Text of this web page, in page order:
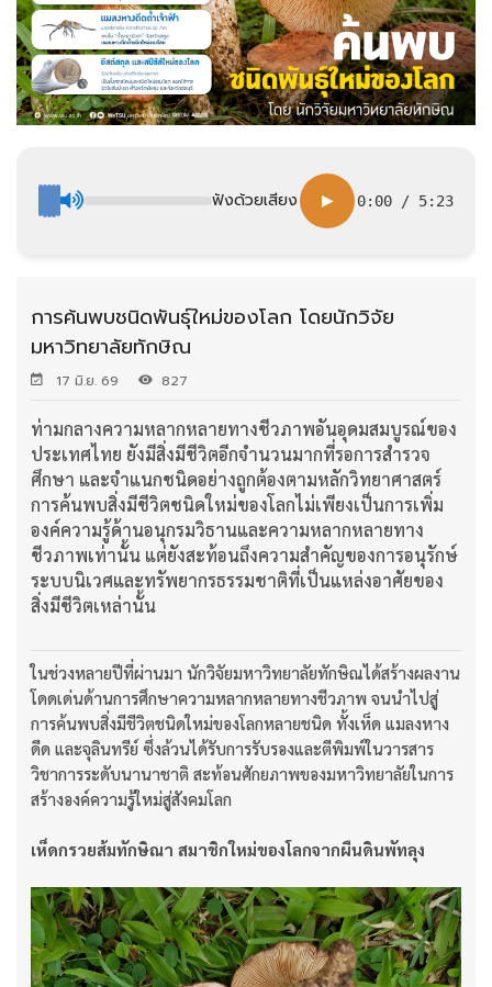
ฟังด้วยเสียง ▶ 0:00 / 5:23
การค้นพบชนิดพันธุ์ใหม่ของโลก โดยนักวิจัย
มหาวิทยาลัยทักษิณ
17 มิ.ย. 69 827
ท่ามกลางความหลากหลายทางชีวภาพอันอุดมสมบูรณ์ของ
ประเทศไทย ยังมีสิ่งมีชีวิตอีกจำนวนมากที่รอการสำรวจ
ศึกษา และจำแนกชนิดอย่างถูกต้องตามหลักวิทยาศาสตร์
การค้นพบสิ่งมีชีวิตชนิดใหม่ของโลกไม่เพียงเป็นการเพิ่ม
องค์ความรู้ด้านอนุกรมวิธานและความหลากหลายทาง
ชีวภาพเท่านั้น แต่ยังสะท้อนถึงความสำคัญของการอนุรักษ์
ระบบนิเวศและทรัพยากรธรรมชาติที่เป็นแหล่งอาศัยของ
สิ่งมีชีวิตเหล่านั้น
ในช่วงหลายปีที่ผ่านมา นักวิจัยมหาวิทยาลัยทักษิณได้สร้างผลงาน
โดดเด่นด้านการศึกษาความหลากหลายทางชีวภาพ จนนำไปสู่
การค้นพบสิ่งมีชีวิตชนิดใหม่ของโลกหลายชนิด ทั้งเห็ด แมลงหาง
ดีด และจุลินทรีย์ ซึ่งล้วนได้รับการรับรองและตีพิมพ์ในวารสาร
วิชาการระดับนานาชาติ สะท้อนศักยภาพของมหาวิทยาลัยในการ
สร้างองค์ความรู้ใหม่สู่สังคมโลก
เห็ดกรวยส้มทักษิณา สมาชิกใหม่ของโลกจากผืนดินพัทลุง